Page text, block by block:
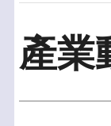
產業